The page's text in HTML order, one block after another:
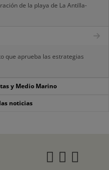
de la playa de La Antilla-
que aprueba las estrategias
y Medio Marino
noticias